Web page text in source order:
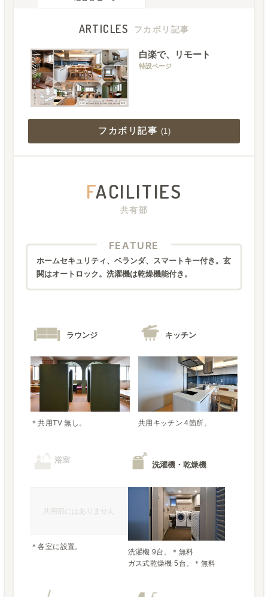
ARTICLES フカボリ記事
白楽で、リモート
特設ページ
フカボリ記事 (1)
FACILITIES
共有部
FEATURE
ホームセキュリティ、ベランダ、スマートキー付き。玄
関はオートロック。洗濯機は乾燥機能付き。
ラウンジ
＊共用TV 無し。
キッチン
共用キッチン 4箇所。
浴室
共用部にはありません
＊各室に設置。
洗濯機・乾燥機
洗濯機 9台。＊無料